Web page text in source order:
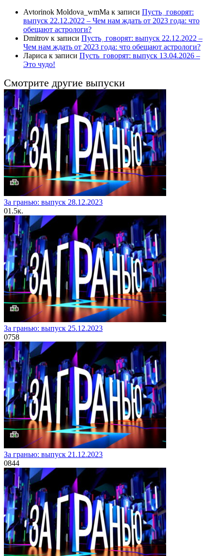
Avtorinok Moldova_wmMa к записи Пусть˲ говорят:
выпуск 22.12.2022 – Чем нам ждать от 2023 года: что
обещают астрологи?
Dmitrov к записи Пусть˲ говорят: выпуск 22.12.2022 –
Чем нам ждать от 2023 года: что обещают астрологи?
Лариса к записи Пусть_говорят: выпуск 13.04.2026 –
Это чудо!
Смотрите другие выпуски
За гранью: выпуск 28.12.2023
01.5к.
За гранью: выпуск 25.12.2023
0758
За гранью: выпуск 21.12.2023
0844